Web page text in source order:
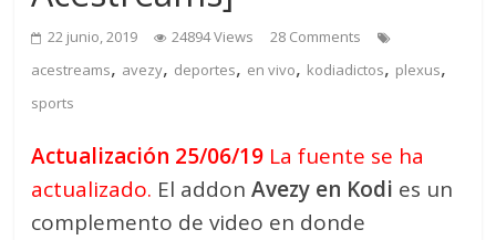
22 junio, 2019 24894 Views
28 Comments
acestreams, avezy, deportes, en vivo, kodiadictos, plexus,
sports
Actualización 25/06/19 La fuente se ha
actualizado. El addonAvezy en Kodi es un
complemento de video en donde